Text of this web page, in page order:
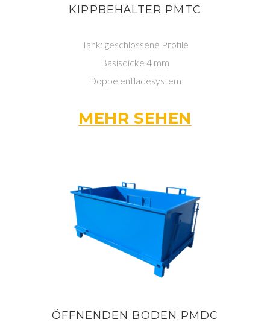
KIPPBEHÄLTER PMTC
Tank: geschlossene Profile
Basisdicke 4 mm
Doppelentladesystem
MEHR SEHEN
ÖFFNENDEN BODEN PMDC